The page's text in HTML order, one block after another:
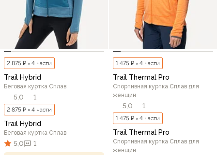
2 875 ₽ × 4 части
Trail Hybrid
Беговая куртка Сплав
5,0 1
2 875 ₽ × 4 части
Trail Hybrid
Беговая куртка Сплав
5,0 1
1 475 ₽ × 4 части
Trail Thermal Pro
Спортивная куртка Сплав для
женщин
5,0 1
1 475 ₽ × 4 части
Trail Thermal Pro
Спортивная куртка Сплав для
женщин